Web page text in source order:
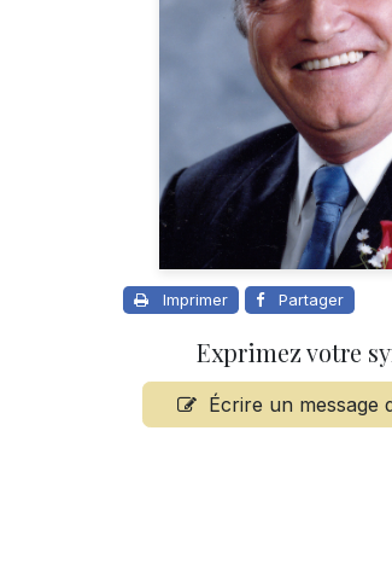
Imprimer Partager
Exprimez votre
Écrire un message